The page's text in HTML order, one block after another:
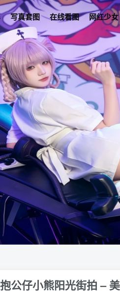
写真套图 在线看图 网红少女
公仔小熊阳光街拍 –